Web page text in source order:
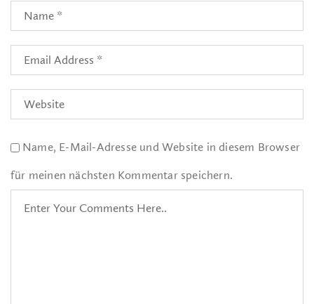
Name, E-Mail-Adresse und Website in diesem Browser
für meinen nächsten Kommentar speichern.